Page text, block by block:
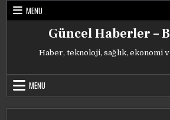
Skip
MENU
Güncel Haberler –
Haber, teknoloji, sağlık, ekonomi
MENU